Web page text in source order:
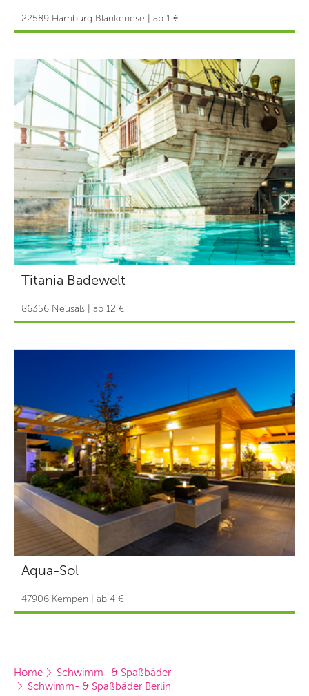
22589 Hamburg Blankenese | ab 1 €
Titania Badewelt
86356 Neusäß | ab 12 €
Aqua-Sol
47906 Kempen | ab 4 €
Home
Schwimm- & Spaßbäder
Schwimm- & Spaßbäder Berlin